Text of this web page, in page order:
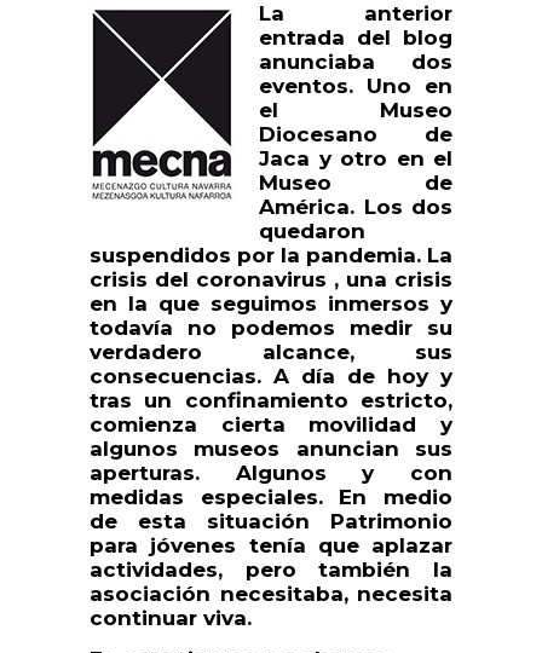
La anterior
entrada del blog
anunciaba dos
eventos. Uno en
el Museo
Diocesano de
Jaca y otro en el
Museo de
América. Los dos
quedaron
suspendidos por la pandemia. La
crisis del coronavirus , una crisis
en la que seguimos inmersos y
todavía no podemos medir su
verdadero alcance, sus
consecuencias. A día de hoy y
tras un confinamiento estricto,
comienza cierta movilidad y
algunos museos anuncian sus
aperturas. Algunos y con
medidas especiales. En medio
de esta situación Patrimonio
para jóvenes tenía que aplazar
actividades, pero también la
asociación necesitaba, necesita
continuar viva.